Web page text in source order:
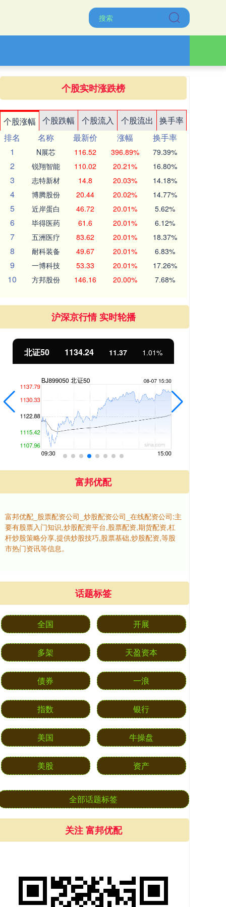
个股实时涨跌榜
个股涨幅 个股跌幅 个股流入 个股流出
换手率
排名
名称 最新价 涨幅
换手率
1
N展芯 116.52 396.89% 79.39%
2 锐翔智能 110.02 20.21% 16.80%
3 志特新材 14.8 20.03% 14.18%
4 博腾股份 20.44 20.02% 14.77%
5 近岸蛋白 46.72 20.01% 5.62%
6 毕得医药 61.6 20.01% 6.12%
7 五洲医疗 83.62 20.01% 18.37%
8 耐科装备 49.67 20.01% 6.83%
9 一博科技 53.33 20.01% 17.26%
10 方邦股份 146.16 20.00% 7.68%
沪深京行情 实时轮播
北证50 1134.24 11.37 1.01%
富邦优配
富邦优配_股票配资公司_炒股配资公司_在线配资公司:主
要有股票入门知识,炒股配资平台,股票配资,期货配资,杠
杆炒股策略分享,提供炒股技巧,股票基础,炒股配资,等股
市热门资讯等信息。
话题标签
全国 开展
多架 天盈资本
债券 一浪
指数 银行
美国 牛操盘
美股 资产
全部话题标签
关注 富邦优配